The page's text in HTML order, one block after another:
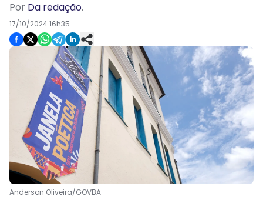
Por Da redação.
17/10/2024 16h35
Anderson Oliveira/GOVBA